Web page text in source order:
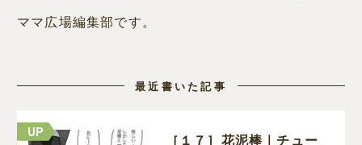
ママ広場編集部です。
最近書いた記事
［１７］花泥棒｜チュー